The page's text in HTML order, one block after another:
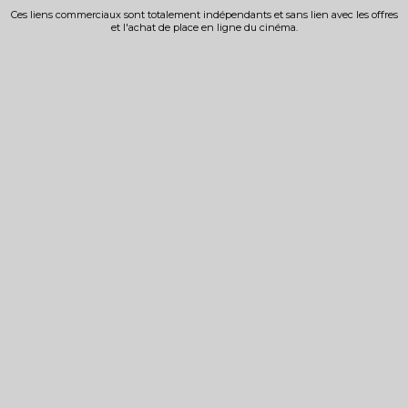
Ces liens commerciaux sont totalement indépendants et sans lien avec les offres
et l'achat de place en ligne du cinéma.